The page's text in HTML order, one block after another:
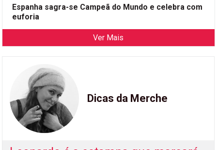
Espanha sagra-se Campeã do Mundo e celebra com
euforia
Ver Mais
Dicas da Merche